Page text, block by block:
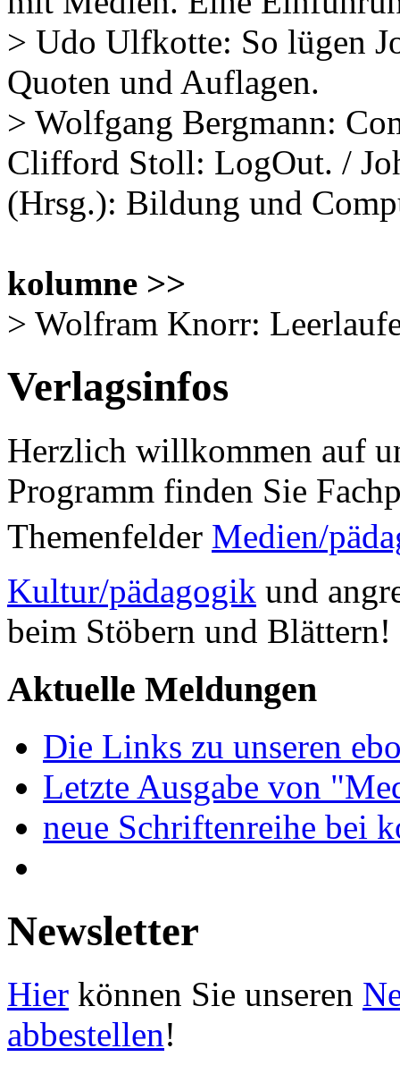
> Udo Ulfkotte: So lügen
Quoten und Auflagen.
> Wolfgang Bergmann:
Clifford Stoll: LogOut. /
(Hrsg.): Bildung und
kolumne >>
> Wolfram Knorr:
Verlagsinfos
Herzlich willkommen auf
Programm finden Sie
Themenfelder Medien/
Kultur/pädagogik und
beim Stöbern und Blättern!
Aktuelle Meldungen
Die Links zu unseren
Letzte Ausgabe von
neue Schriftenreihe bei
Newsletter
Hier können Sie unseren
abbestellen!